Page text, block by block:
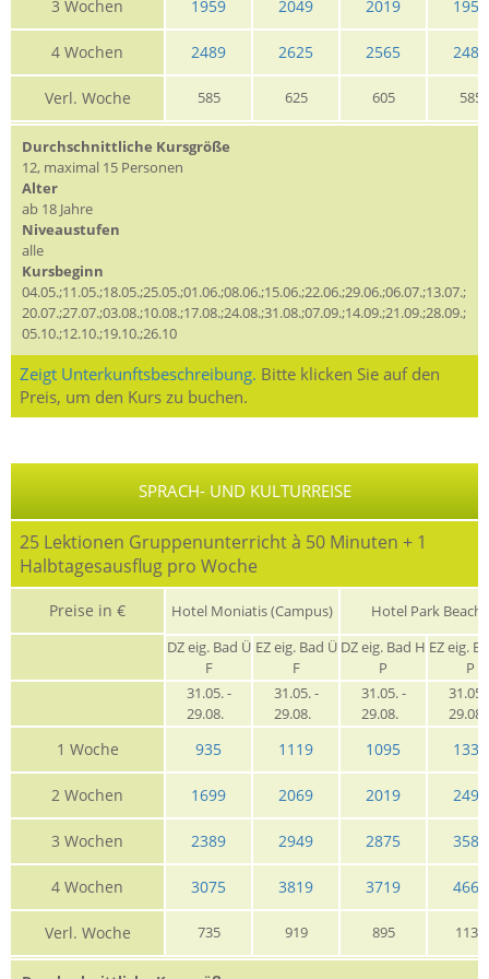
3 Wochen 1959 2049 2019 1959
4 Wochen 2489 2625 2565 2489
Verl. Woche 585 625 605 585
Durchschnittliche Kursgröße
12, maximal 15 Personen
Alter
ab 18 Jahre
Niveaustufen
alle
Kursbeginn
04.05.;11.05.;18.05.;25.05.;01.06.;08.06.;15.06.;22.06.;29.06.;06.07.;13.07.;
20.07.;27.07.;03.08.;10.08.;17.08.;24.08.;31.08.;07.09.;14.09.;21.09.;28.09.;
05.10.;12.10.;19.10.;26.10
Zeigt Unterkunftsbeschreibung. Bitte klicken Sie auf den
Preis, um den Kurs zu buchen.
SPRACH- UND KULTURREISE
25 Lektionen Gruppenunterricht à 50 Minuten + 1
Halbtagesausflug pro Woche
Preise in € Hotel Moniatis (Campus)
Hotel Park Beach
DZ eig. Bad Ü
F
EZ eig. Bad Ü
F
DZ eig. Bad H
P
EZ eig.
P
31.05. -
29.08.
31.05. -
29.08.
31.05. -
29.08.
31.05.
1 Woche 935 1119 1095 1335
2 Wochen 1699 2069 2019 2495
3 Wochen 2389 2949 2875 3589
4 Wochen 3075 3819 3719 4669
Verl. Woche 735 919 895 1135